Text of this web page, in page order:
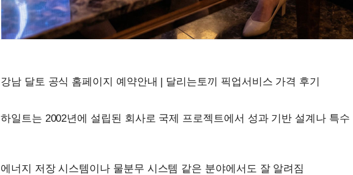
강남 달토 공식 홈페이지 예약안내 | 달리는토끼 픽업서비스 가격 후기
하일트는 2002년에 설립된 회사로 국제 프로젝트에서 성과 기반 설계나 특
에너지 저장 시스템이나 물분무 시스템 같은 분야에서도 잘 알려짐